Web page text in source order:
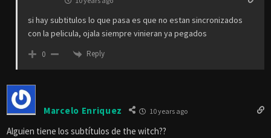
si hay subtitulos lo que pasa es que no estan sincronizados
con la pelicula, ojala siempre vinieran ya pegados
0 Reply
Marcelo Enriquez 10 years ago
Alguien tiene los subtítulos de the witch??